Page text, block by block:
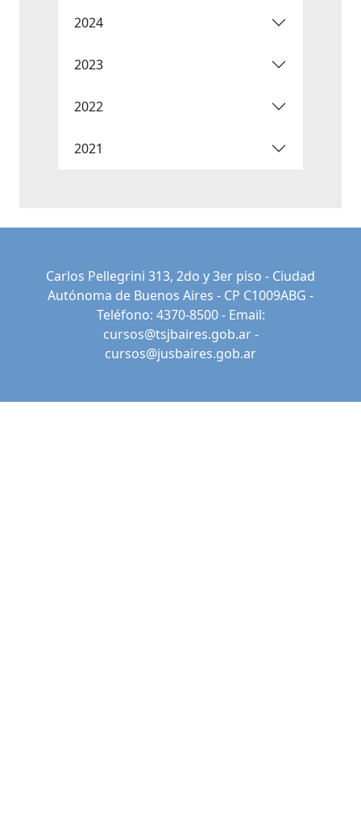
2024
2023
2022
2021
Carlos Pellegrini 313, 2do y 3er piso - Ciudad
Autónoma de Buenos Aires - CP C1009ABG -
Teléfono: 4370-8500 - Email:
cursos@tsjbaires.gob.ar-
cursos@jusbaires.gob.ar